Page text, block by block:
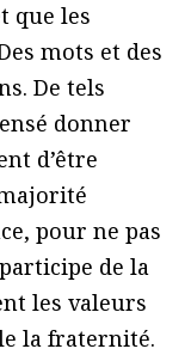
que les
mots et des
De tels
donner
d’être
pour ne pas
de la
les valeurs
la fraternité.